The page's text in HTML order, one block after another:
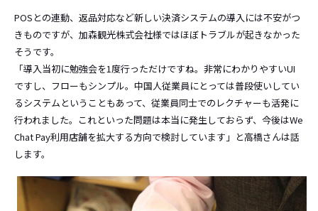
POSとの連動、返品対応など新しい決済システムの導入には不安がつ
きものですが、加森観光株式会社様ではほぼトラブルが起きなかった
そうです。
「導入当初に勉強会を1度行っただけですね。非常にわかりやすいUI
ですし、フローもシンプル。中国人従業員にとっては普段使いしてい
るシステムということもあって、従業員同士でのレクチャーも活発に
行われました。これといった問題は本当に発生しておらず、今後はWe
Chat Pay利用店舗を拡大する方向で検討しています」と高橋さんは話
します。